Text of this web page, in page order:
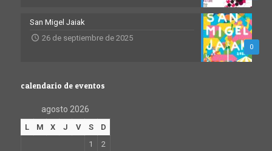
0
San Migel Jaiak
26 de septiembre de 2025
calendario de eventos
agosto 2026
L M X J V S
D
1
2